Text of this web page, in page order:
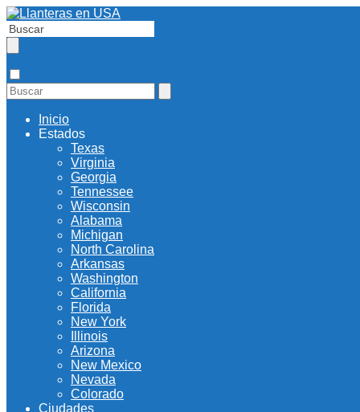
Inicio
Estados
Texas
Virginia
Georgia
Tennessee
Wisconsin
Alabama
Michigan
North Carolina
Arkansas
Washington
California
Florida
New York
Illinois
Arizona
New Mexico
Nevada
Colorado
Ciudades